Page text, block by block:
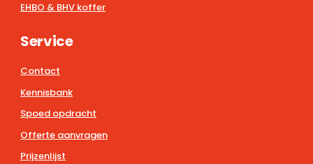
EHBO & BHV koffer
Service
Contact
Kennisbank
Spoed opdracht
Offerte aanvragen
Prijzenlijst